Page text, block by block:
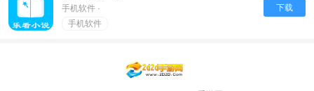
手机软件 ·
手机软件
下载